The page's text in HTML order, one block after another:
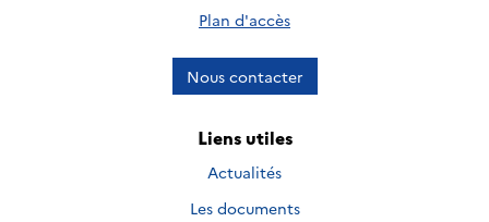
Plan d'accès
Nous contacter
Liens utiles
Actualités
Les documents